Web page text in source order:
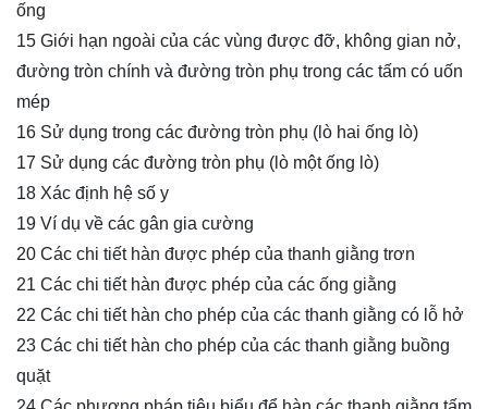
ống
15 Giới hạn ngoài của các vùng được đỡ, không gian nở,
đường tròn chính và đường tròn phụ trong các tấm có uốn
mép
16 Sử dụng trong các đường tròn phụ (lò hai ống lò)
17 Sử dụng các đường tròn phụ (lò một ống lò)
18 Xác định hệ số y
19 Ví dụ về các gân gia cường
20 Các chi tiết hàn được phép của thanh giằng trơn
21 Các chi tiết hàn được phép của các ống giằng
22 Các chi tiết hàn cho phép của các thanh giằng có lỗ hở
23 Các chi tiết hàn cho phép của các thanh giằng buồng
quặt